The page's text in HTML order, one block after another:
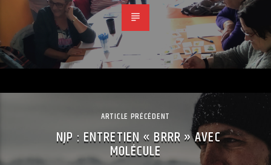
ARTICLE PRÉCÉDENT
NJP : ENTRETIEN « BRRR » AVEC
MOLÉCULE